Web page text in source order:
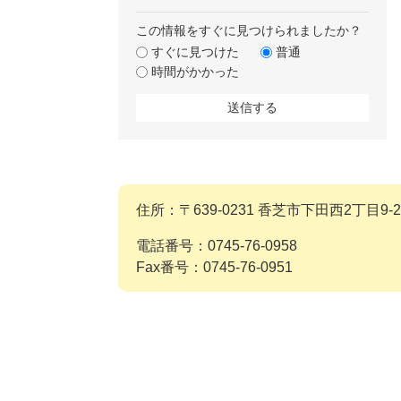
この情報をすぐに見つけられましたか？
すぐに見つけた
普通
時間がかかった
住所：〒639-0231 香芝市下田西2丁目9-
電話番号：0745-76-0958
Fax番号：0745-76-0951